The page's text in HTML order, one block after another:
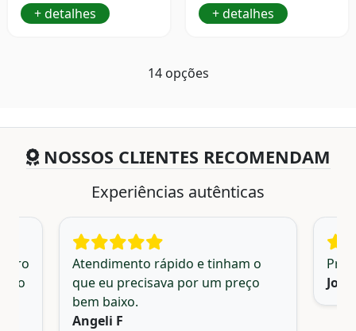
+ detalhes + detalhes
14 opções
NOSSOS CLIENTES RECOMENDAM
Experiências autênticas
Atendimento rápido e tinham o
que eu precisava por um preço
bem baixo.
Angeli F